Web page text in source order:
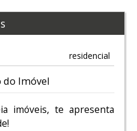
residencial
do Imóvel
imóveis, te apresenta